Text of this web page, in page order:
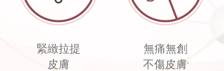
緊緻拉提
皮膚
無痛無創
不傷皮膚2